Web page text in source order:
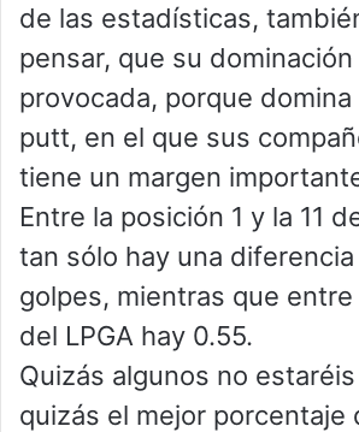
de las estadísticas,
pensar, que su
provocada, porque domina
putt, en el que sus
tiene un margen
Entre la posición 1 y la 11
tan sólo hay una diferencia
golpes, mientras que entre
del LPGA hay 0.55.
Quizás algunos no
quizás el mejor porcentaje